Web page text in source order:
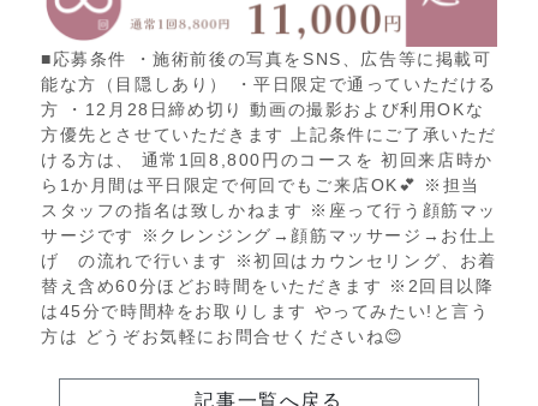
■応募条件 ・施術前後の写真をSNS、広告等に掲載可
能な方（目隠しあり） ・平日限定で通っていただける
方 ・12月28日締め切り 動画の撮影および利用OKな
方優先とさせていただきます 上記条件にご了承いただ
ける方は、 通常1回8,800円のコースを 初回来店時か
ら1か月間は平日限定で何回でもご来店OK💕 ※担当
スタッフの指名は致しかねます ※座って行う顔筋マッ
サージです ※クレンジング→顔筋マッサージ→お仕上
げ の流れで行います ※初回はカウンセリング、お着
替え含め60分ほどお時間をいただきます ※2回目以降
は45分で時間枠をお取りします やってみたい!と言う
方は どうぞお気軽にお問合せくださいね😊
記事一覧へ戻る